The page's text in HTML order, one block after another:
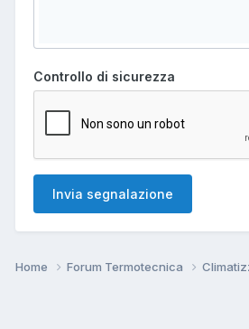
Controllo di sicurezza
Invia segnalazione
Home Forum Termotecnica